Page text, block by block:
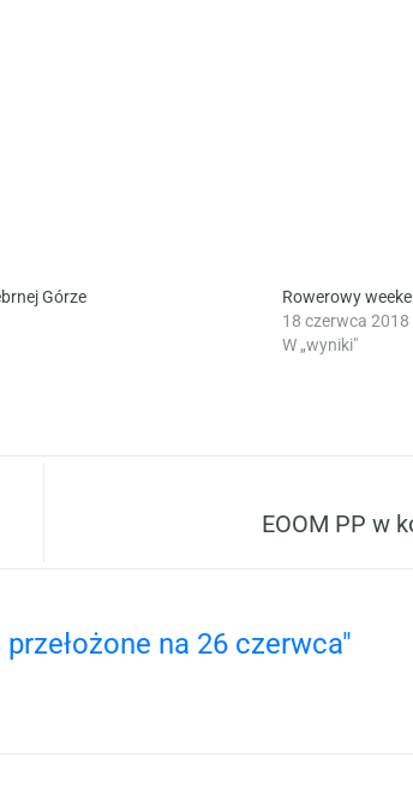
Górze
Rowerowy
18 czerwca 2018
W „wyniki"
EOOM PP w
na 26 czerwca"